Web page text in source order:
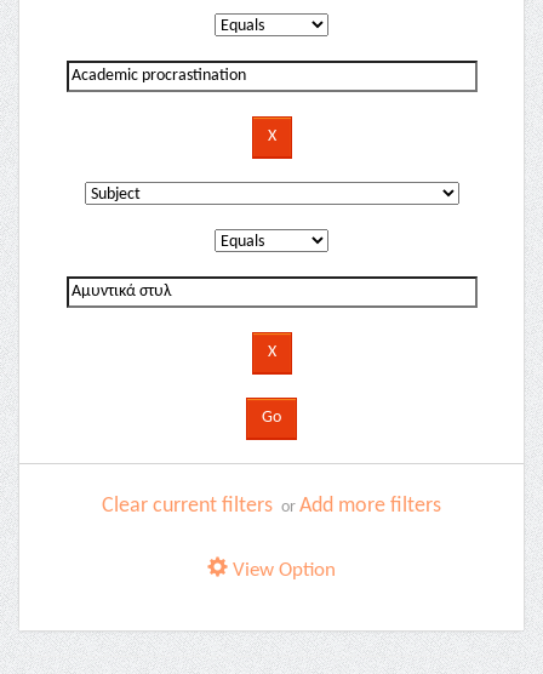
Clear current filters or Add more filters
View Option